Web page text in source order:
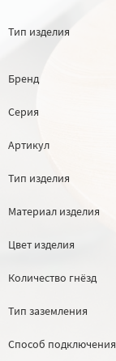
Тип изделия
Бренд
Серия
Артикул
Тип изделия
Материал изделия
Цвет изделия
Количество гнёзд
Тип заземления
Способ подключения